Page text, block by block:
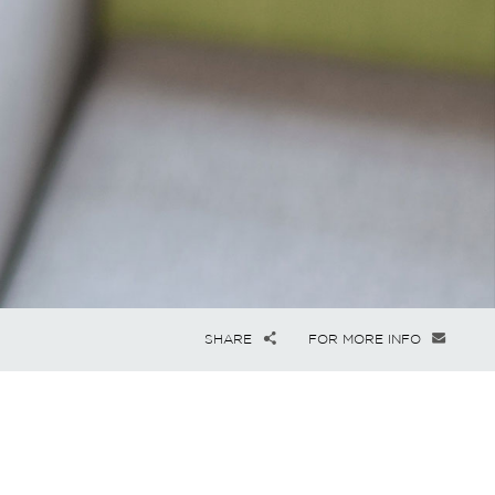
SHARE FOR MORE INFO